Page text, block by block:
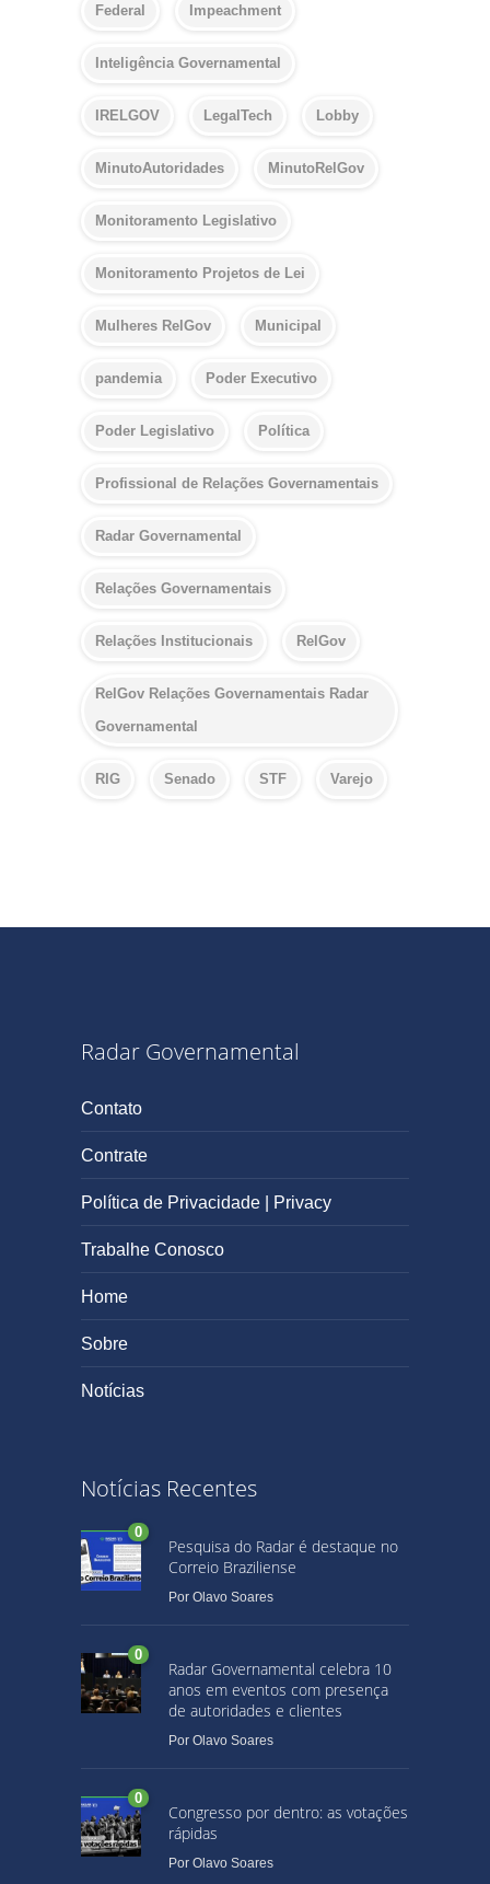
Federal Impeachment
Inteligência Governamental
IRELGOV LegalTech Lobby
MinutoAutoridades MinutoRelGov
Monitoramento Legislativo
Monitoramento Projetos de Lei
Mulheres RelGov Municipal
pandemia Poder Executivo
Poder Legislativo Política
Profissional de Relações Governamentais
Radar Governamental
Relações Governamentais
Relações Institucionais RelGov
RelGov Relações Governamentais Radar
Governamental
RIG Senado STF Varejo
Radar Governamental
Contato
Contrate
Política de Privacidade | Privacy
Trabalhe Conosco
Home
Sobre
Notícias
Notícias Recentes
0
Pesquisa do Radar é destaque no
Correio Braziliense
Por Olavo Soares
0
Radar Governamental celebra 10
anos em eventos com presença
de autoridades e clientes
Por Olavo Soares
0
Congresso por dentro: as votações
rápidas
Por Olavo Soares